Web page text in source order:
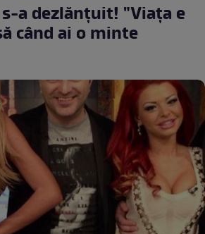
a dezlănţuit! "Viaţa e
când ai o minte